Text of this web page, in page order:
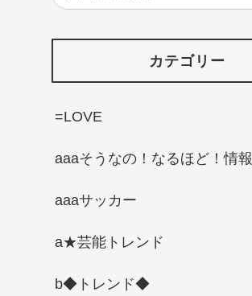
カテゴリー
=LOVE
aaaそうなの！なるほど！情報
aaaサッカー
a★芸能トレンド
b◆トレンド◆